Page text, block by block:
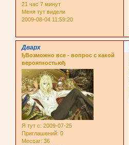
21 час 7 минут
Меня тут видели
2009-08-04 11:59:20
Дварх
ђВозможно все - вопрос с какой
вероятностьюђ
Я тут с: 2009-07-25
Приглашений: 0
Мессаг: 36